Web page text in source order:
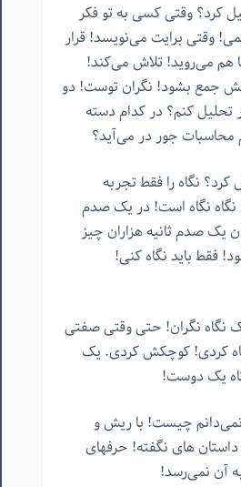
کرد؟ وقتی کسی به تو فکر
وقتی برایت می‌نویسد! قرار
هم می‌روید! تلاش می‌کند!
جمع بشود! نگران توست! دو
کنم؟ در کدام دسته
محاسبات جور در می‌آید؟
نگاه را فقط تجربه
نگاه است! در یک صدم
یک صدم ثانیه هزاران چیز
فقط باید نگاه کنی!
نگاه نگران! حتی وقتی صفتی
کردی! کوچکش کردی. یک
یک دوست!
چیست! با ریش و
های نگفته! حرفهای
آن نمی‌رسد!